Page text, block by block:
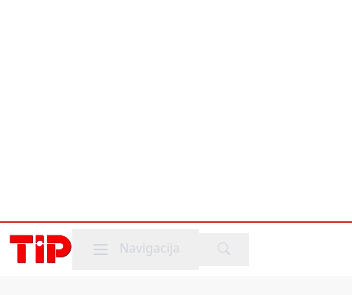
Mobile menu
Navigacija